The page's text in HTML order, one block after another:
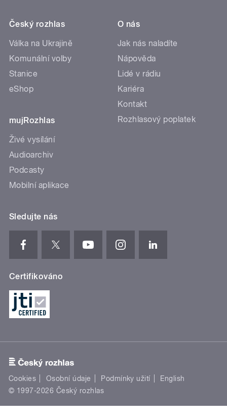
Český rozhlas
Válka na Ukrajině
Komunální volby
Stanice
eShop
mujRozhlas
Živé vysílání
Audioarchiv
Podcasty
Mobilní aplikace
O nás
Jak nás naladíte
Nápověda
Lidé v rádiu
Kariéra
Kontakt
Rozhlasový poplatek
Sledujte nás
Certifikováno
Cookies Osobní údaje Podmínky užití
English
© 1997-2026 Český rozhlas